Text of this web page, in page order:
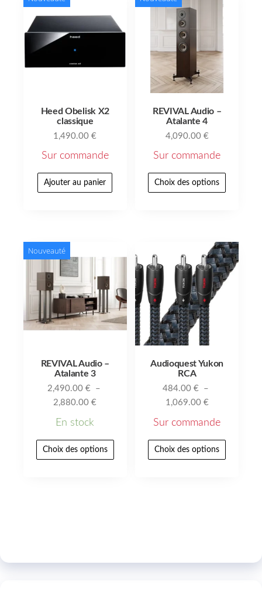
Heed Obelisk X2
classique
1,490.00€
Sur commande
Ajouter au panier
REVIVAL Audio –
Atalante 4
4,090.00 €
Sur commande
Choix des options
Nouveauté
REVIVAL Audio –
Atalante 3
2,490.00 €
–
2,880.00€
En stock
Choix des options
Audioquest Yukon
RCA
484.00€ –
1,069.00 €
Sur commande
Choix des options